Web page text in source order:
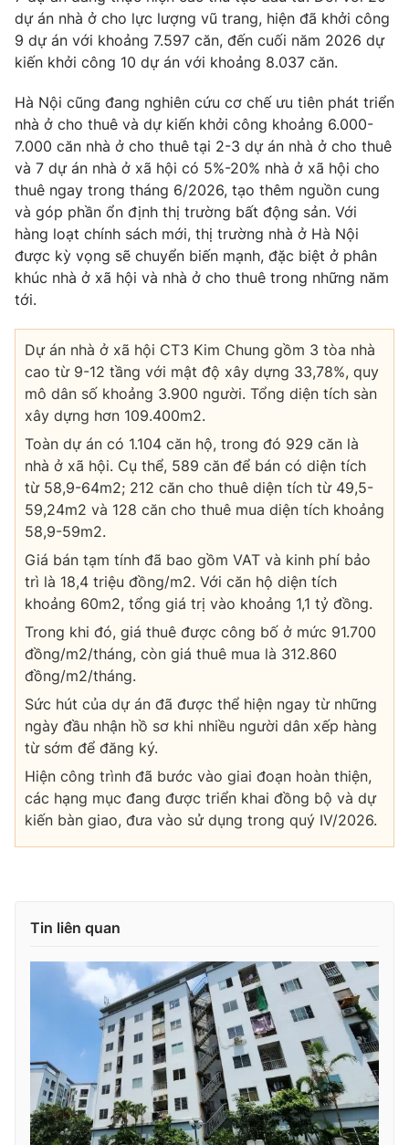
dự án nhà ở cho lực lượng vũ trang, hiện đã khởi công
9 dự án với khoảng 7.597 căn, đến cuối năm 2026 dự
kiến khởi công 10 dự án với khoảng 8.037 căn.
Hà Nội cũng đang nghiên cứu cơ chế ưu tiên phát triển
nhà ở cho thuê và dự kiến khởi công khoảng 6.000-
7.000 căn nhà ở cho thuê tại 2-3 dự án nhà ở cho thuê
và 7 dự án nhà ở xã hội có 5%-20% nhà ở xã hội cho
thuê ngay trong tháng 6/2026, tạo thêm nguồn cung
và góp phần ổn định thị trường bất động sản. Với
hàng loạt chính sách mới, thị trường nhà ở Hà Nội
được kỳ vọng sẽ chuyển biến mạnh, đặc biệt ở phân
khúc nhà ở xã hội và nhà ở cho thuê trong những năm
tới.
Dự án nhà ở xã hội CT3 Kim Chung gồm 3 tòa nhà
cao từ 9-12 tầng với mật độ xây dựng 33,78%, quy
mô dân số khoảng 3.900 người. Tổng diện tích sàn
xây dựng hơn 109.400m2.
Toàn dự án có 1.104 căn hộ, trong đó 929 căn là
nhà ở xã hội. Cụ thể, 589 căn để bán có diện tích
từ 58,9-64m2; 212 căn cho thuê diện tích từ 49,5-
59,24m2 và 128 căn cho thuê mua diện tích khoảng
58,9-59m2.
Giá bán tạm tính đã bao gồm VAT và kinh phí bảo
trì là 18,4 triệu đồng/m2. Với căn hộ diện tích
khoảng 60m2, tổng giá trị vào khoảng 1,1 tỷ đồng.
Trong khi đó, giá thuê được công bố ở mức 91.700
đồng/m2/tháng, còn giá thuê mua là 312.860
đồng/m2/tháng.
Sức hút của dự án đã được thể hiện ngay từ những
ngày đầu nhận hồ sơ khi nhiều người dân xếp hàng
từ sớm để đăng ký.
Hiện công trình đã bước vào giai đoạn hoàn thiện,
các hạng mục đang được triển khai đồng bộ và dự
kiến bàn giao, đưa vào sử dụng trong quý IV/2026.
Tin liên quan